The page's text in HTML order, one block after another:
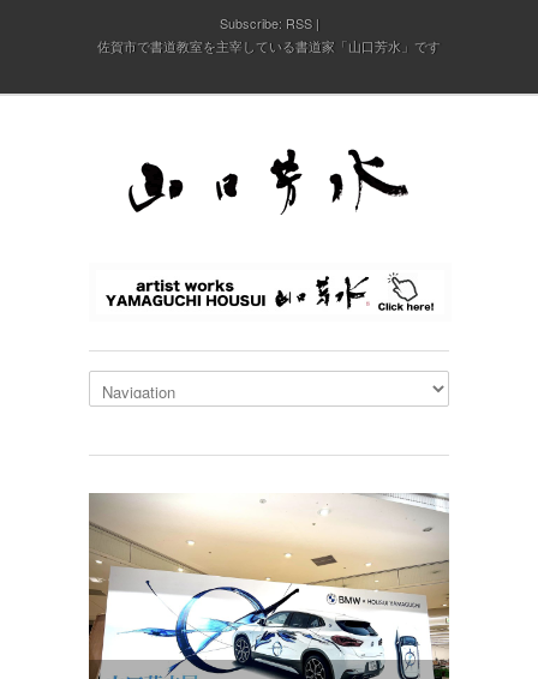
Subscribe: RSS
佐賀市で書道教室を主宰している書道家「山口芳水」です